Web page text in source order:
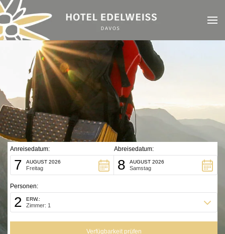
Zum Hauptinhalt springen
Anreisedatum:
7 AUGUST 2026
Freitag
Abreisedatum:
8 AUGUST 2026
Samstag
Personen:
2 ERW.:
Zimmer: 1